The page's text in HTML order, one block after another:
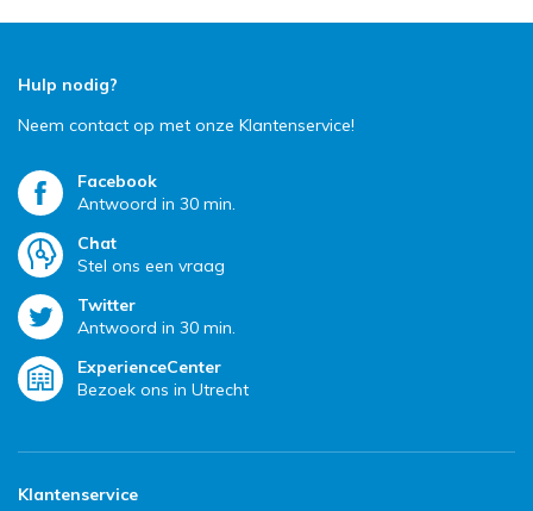
Hulp nodig?
Neem contact op met onze Klantenservice!
Facebook
Antwoord in 30 min.
Chat
Stel ons een vraag
Twitter
Antwoord in 30 min.
ExperienceCenter
Bezoek ons in Utrecht
Klantenservice